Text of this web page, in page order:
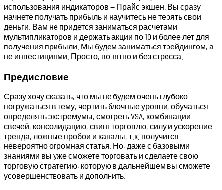
использования индикаторов — Прайс экшен. Вы сразу
начнете получать прибыль и научитесь не терять свои
деньги. Вам не придется заниматься расчетами
мультипликаторов и держать акции по 10 и более лет для
получения прибыли. Мы будем заниматься трейдингом, а
не инвестициями. Просто, понятно и без стресса.
Предисловие
Сразу хочу сказать, что мы не будем очень глубоко
погружаться в тему, чертить блочные уровни, обучаться
определять экстремумы, смотреть VSA, комбинации
свечей, консолидацию, свинг торговлю, силу и ускорение
тренда, ложные пробои и каналы, т.к. получится
невероятно огромная статья. Но, даже с базовыми
знаниями вы уже сможете торговать и сделаете свою
торговую стратегию, которую в дальнейшем вы сможете
усовершенствовать и дополнить.